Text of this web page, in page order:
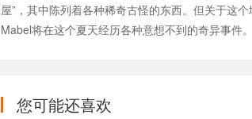
屋”，其中陈列着各种稀奇古怪的东西。但关于这
Mabel将在这个夏天经历各种意想不到的奇异事件
您可能还喜欢